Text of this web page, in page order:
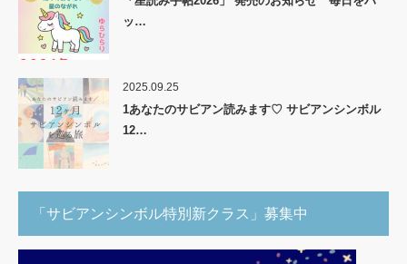
ッ…
2025.09.25
1あなたのサビアン読みます♡ サビアンシンボル
12…
「サビアンシンボル特別新クラス」募集中